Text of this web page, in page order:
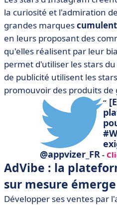
la curiosité et l'admiration
grandes marques
en leurs proposant des
qu'elles réalisent par leur
permet d'utiliser les stars
de publicité utilisent les
promouvoir des produits
@appvizer_FR -
AdVibe : la
sur mesure
Développer ses ventes par